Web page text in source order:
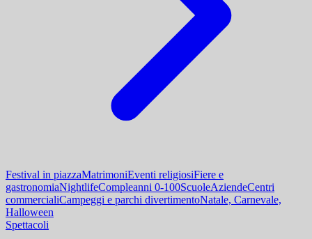
Festival in piazzaMatrimoniEventi religiosiFiere e
gastronomiaNightlifeCompleanni 0-100ScuoleAziendeCentri
commercialiCampeggi e parchi divertimentoNatale, Carnevale,
Halloween
Spettacoli